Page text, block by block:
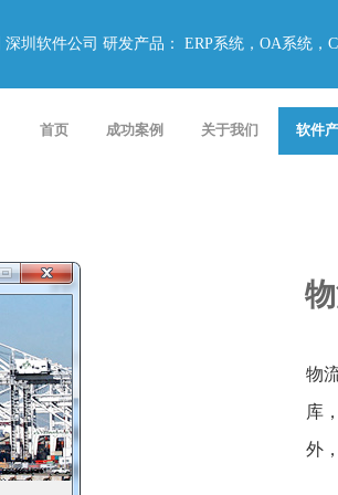
深圳软件公司 研发产品： ERP系统，OA系统
首页 成功案例 关于我们 软件
物
库
外